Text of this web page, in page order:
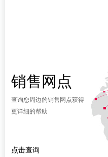
销售网点
查询您周边的销售网点获得
更详细的帮助
点击查询